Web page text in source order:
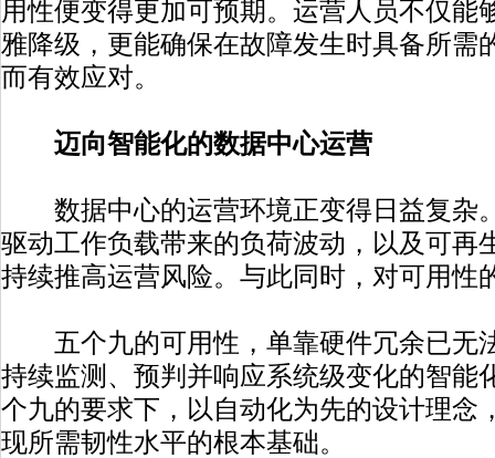
用性便变得更加可预期。运营人员不仅能
雅降级，更能确保在故障发生时具备所需
而有效应对。
迈向智能化的数据中心运营
数据中心的运营环境正变得日益复杂
驱动工作负载带来的负荷波动，以及可再
持续推高运营风险。与此同时，对可用性
五个九的可用性，单靠硬件冗余已无
持续监测、预判并响应系统级变化的智能
个九的要求下，以自动化为先的设计理念
现所需韧性水平的根本基础。